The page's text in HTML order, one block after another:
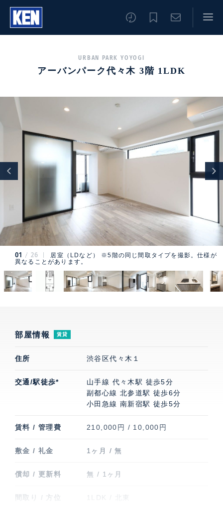
URBAN PARK YOYOGI
アーバンパーク代々木 3階 1LDK
01 26
居室（LDなど） ※5階の同じ間取タイプを撮影。仕様が
異なることがあります。
部屋情報 賃貸
住所 渋谷区代々木１
交通/駅徒歩*
山手線 代々木駅 徒歩5分
副都心線 北参道駅 徒歩6分
小田急線 南新宿駅 徒歩5分
賃料 / 管理費 210,000円 / 10,000円
敷金 / 礼金 1ヶ月 / 無
償却 / 更新料 無 / 1ヶ月
間取り / 方位 1LDK / 北東